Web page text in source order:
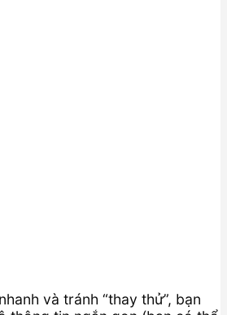
và tránh “thay thử”, bạn